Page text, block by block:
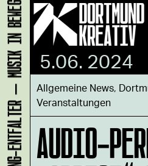
5.06. 2024
Allgemeine News,
Veranstaltungen
AUDIO-